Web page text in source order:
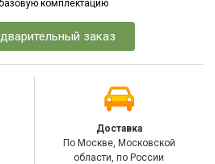
комплектацию
заказ
Доставка
По Москве, Московской
области, по России